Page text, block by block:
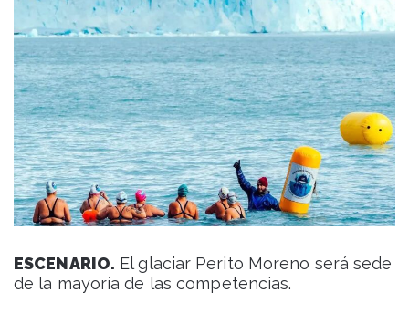
ESCENARIO. El glaciar Perito Moreno será sede
de la mayoría de las competencias.